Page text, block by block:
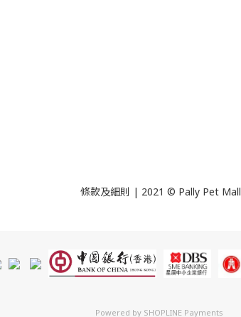
條款及細則 | 2021 © Pally Pet Mall
Powered by SHOPLINE Payments